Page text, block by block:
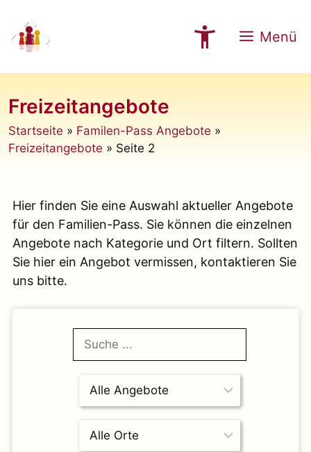
Inhalt
springen
Menü
Freizeitangebote
Startseite » Familen-Pass Angebote »
Freizeitangebote » Seite 2
Hier finden Sie eine Auswahl aktueller Angebote
für den Familien-Pass. Sie können die einzelnen
Angebote nach Kategorie und Ort filtern. Sollten
Sie hier ein Angebot vermissen, kontaktieren Sie
uns bitte.
Alle
Angebote
Ort